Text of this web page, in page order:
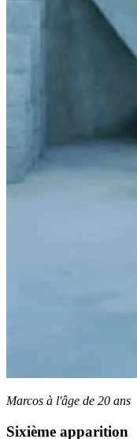
Marcos à l'âge de 20 ans
Sixième apparition